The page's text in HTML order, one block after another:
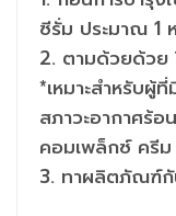
ซีรั่ม ประมาณ 1
2. ตามด้วยด้วย
*เหมาะสำหรับผู้
สภาวะอากาศร้อ
คอมเพล็กซ์ ครีม
3. ทาผลิตภัณฑ์กั